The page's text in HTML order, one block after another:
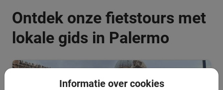
Informatie over cookies
Ontdek onze fietstours met
lokale gids in Palermo